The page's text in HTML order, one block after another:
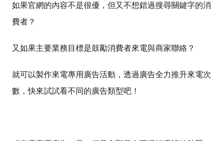
如果官網的內容不是很優，但又不想錯過搜尋關鍵字的消
費者？
又 如果主要業務目標是鼓勵消費者來電與商家聯絡？
就可以製作來電專用廣告活動，透過廣告全力推升來電次
數 ，快來試試看不同的廣告類型吧！